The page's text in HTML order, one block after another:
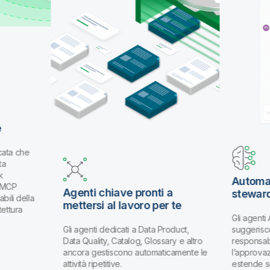
che
della
Agenti chiave pronti a
mettersi al lavoro per te
Gli agenti dedicati a Data Product,
Data Quality, Catalog, Glossary e altro
ancora gestiscono automaticamente le
attività ripetitive.
Gli agenti
estende